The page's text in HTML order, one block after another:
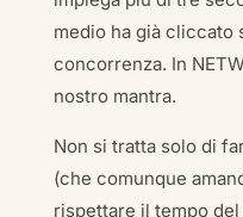
medio ha già cliccato
concorrenza. In
nostro mantra.
Non si tratta solo di
(che comunque
rispettare il tempo